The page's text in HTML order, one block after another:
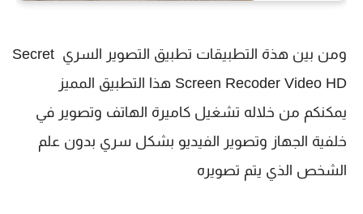
ومن بين هذة التطبيقات تطبيق التصوير السري Secret
Screen Recoder Video HD‏
الشخص الذي يتم تصويره